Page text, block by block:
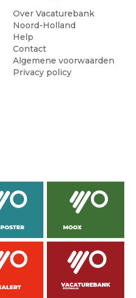
Over Vacaturebank
Noord-Holland
Help
Contact
Algemene voorwaarden
Privacy policy